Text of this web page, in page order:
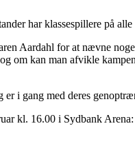
har klassespillere på
Aardahl for at nævne
kan man afvikle
i gang med deres
kl. 16.00 i Sydbank Arena: